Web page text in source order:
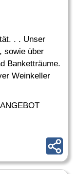
. . Unser
sowie über
Banketträume.
Weinkeller